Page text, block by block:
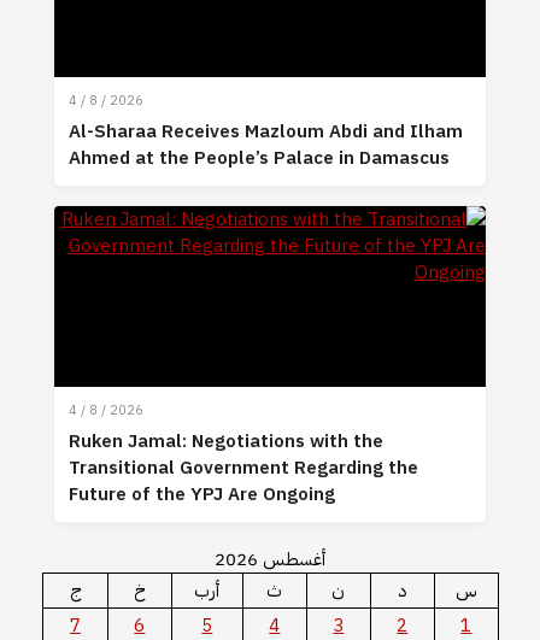
4 / 8 / 2026
Al-Sharaa Receives Mazloum Abdi and Ilham
Ahmed at the People’s Palace in Damascus
4 / 8 / 2026
Ruken Jamal: Negotiations with the
Transitional Government Regarding the
Future of the YPJ Are Ongoing
أغسطس 2026
س
د ن ث أرب خ
ج
1
2
3
4
5
6
7